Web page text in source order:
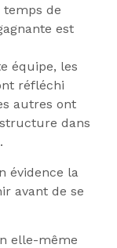
temps de
est
équipe, les
réfléchi
autres ont
dans
évidence la
avant de se
elle-même